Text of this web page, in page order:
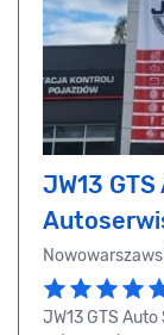
JW13 GTS
JW13 GTS